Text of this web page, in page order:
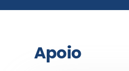
Apoio